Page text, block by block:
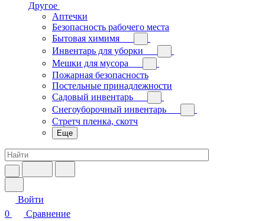
Другое
Аптечки
Безопасность рабочего места
Бытовая химимя
Инвентарь для уборки
Мешки для мусора
Пожарная безопасность
Постельные принадлежности
Садовый инвентарь
Снегоуборочный инвентарь
Стретч пленка, скотч
Еще
Войти
0
Сравнение